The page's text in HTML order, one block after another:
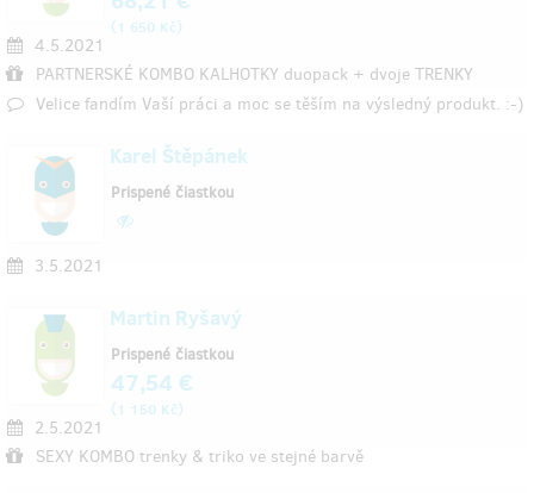
4.5.2021
PARTNERSKÉ KOMBO KALHOTKY duopack + dvoje TRENKY
Velice fandím Vaší práci a moc se těším na výsledný produkt. :-)
(1 650 Kč)
Karel Štěpánek
3.5.2021
Prispené čiastkou
Martin Ryšavý
2.5.2021
SEXY KOMBO trenky & triko ve stejné barvě
Prispené čiastkou
47,54 €
(1 150 Kč)